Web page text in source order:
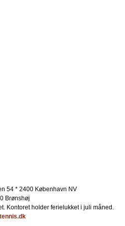
54 * 2400 København NV
Brønshøj
Kontoret holder ferielukket i juli måned.